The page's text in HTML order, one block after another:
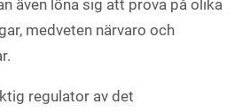
även löna sig att prova på olika
medveten närvaro och
regulator av det